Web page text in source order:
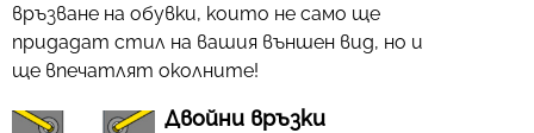
връзване на обувки, които не само ще
придадат стил на вашия външен вид, но и
ще впечатлят околните!
Двойни връзки